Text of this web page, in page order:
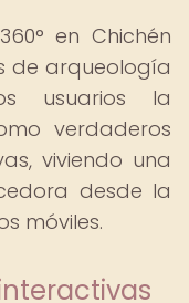
en Chichén
de arqueología
usuarios la
verdaderos
viviendo una
desde la
móviles.